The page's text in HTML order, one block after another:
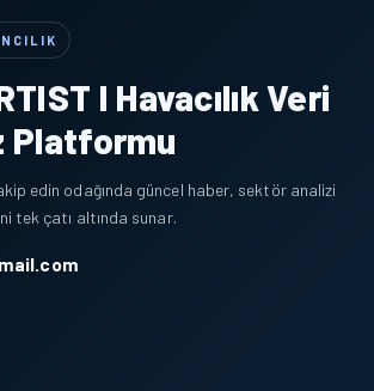
I Havacılık Veri
Platformu
edin odağında güncel haber, sektör analizi
tek çatı altında sunar.